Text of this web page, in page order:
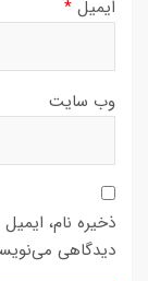
ایمیل *
وب‌ سایت
ذخیره نام،
دیدگاهی